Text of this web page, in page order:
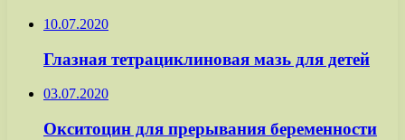
10.07.2020
Глазная тетрациклиновая мазь для детей
03.07.2020
Окситоцин для прерывания беременности